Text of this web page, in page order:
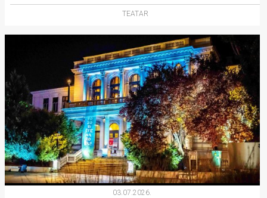
TEATAR
03.07.2026.